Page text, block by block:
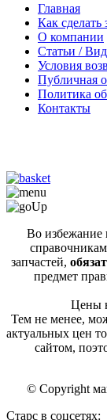
Главная
Как сделать
О компании
Статьи /
Условия
Публичная
Политика
Контакты
Во избежание
запчастей,
предмет
Цены
Тем не менее,
актуальных цен
сайтом,
© Copyright
Старс в соцсетях: